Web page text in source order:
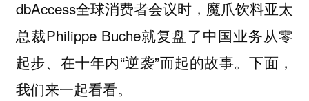
dbAccess全球消费者会议时，魔爪饮料亚太
总裁Philippe Buche就复盘了中国业务从零
起步、在十年内“逆袭”而起的故事。下面，
我们来一起看看。